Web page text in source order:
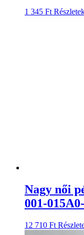
1 345 Ft
Nagy női
001-
12 710 Ft